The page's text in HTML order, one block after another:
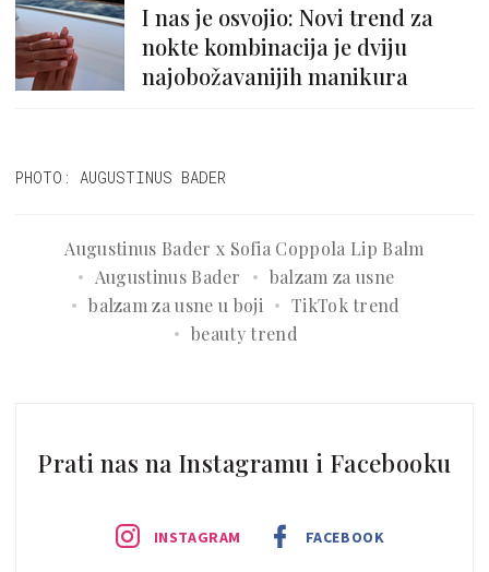
I nas je osvojio: Novi trend za
nokte kombinacija je dviju
najobožavanijih manikura
PHOTO: AUGUSTINUS BADER
Augustinus Bader x Sofia Coppola Lip Balm
Augustinus Bader
balzam za usne
balzam za usne u boji
TikTok trend
beauty trend
Prati nas na Instagramu i Facebooku
INSTAGRAM FACEBOOK